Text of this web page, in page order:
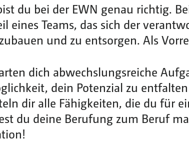
du bei der EWN genau richtig.
eines Teams, das sich der
und zu entsorgen. Als
dich abwechslungsreiche
dein Potenzial zu
dir alle Fähigkeiten, die du für
du deine Berufung zum Beruf